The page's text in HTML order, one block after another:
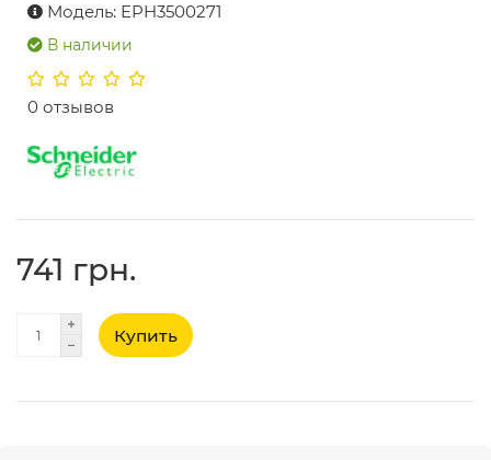
Модель: EPH3500271
В наличии
0 отзывов
741 грн.
Купить